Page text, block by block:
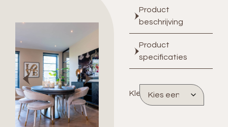
Product
beschrijving
Product
specificaties
Kleur